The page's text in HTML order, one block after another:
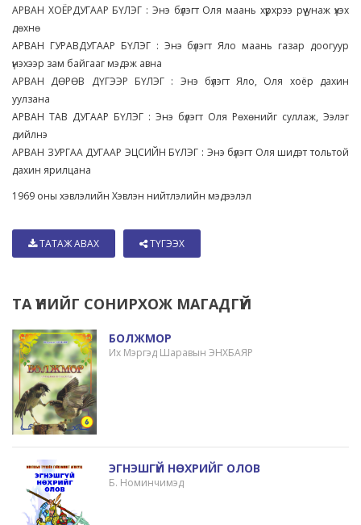
АРВАН ХОЁРДУГААР БҮЛЭГ : Энэ бүлэгт Оля маань хүрхрээ рүү унаж үхэх
дөхнө
АРВАН ГУРАВДУГААР БҮЛЭГ : Энэ бүлэгт Яло маань газар доогуур
үнэхээр зам байгааг мэдэж авна
АРВАН ДӨРӨВ ДҮГЭЭР БҮЛЭГ : Энэ бүлэгт Яло, Оля хоёр дахин
уулзана
АРВАН ТАВ ДУГААР БҮЛЭГ : Энэ бүлэгт Оля Рөхөнийг суллаж, Ээлэг
дийлнэ
АРВАН ЗУРГАА ДУГААР ЭЦСИЙН БҮЛЭГ : Энэ бүлэгт Оля шидэт тольтой
дахин ярилцана
1969 оны хэвлэлийн Хэвлэн нийтлэлийн мэдээлэл
ТАТАЖ АВАХ ТҮГЭЭХ
ТА ҮҮНИЙГ СОНИРХОЖ МАГАДГҮЙ
БОЛЖМОР
Их Мэргэд Шаравын ЭНХБАЯР
ЭГНЭШГҮЙ НӨХРИЙГ ОЛОВ
Б. Номинчимэд